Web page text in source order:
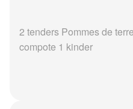
2 tenders Pommes de
compote 1 kinder